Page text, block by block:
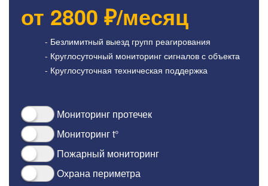
от 2800 ₽/месяц
- Безлимитный выезд групп реагирования
- Круглосуточный мониторинг сигналов с объекта
- Круглосуточная техническая поддержка
Мониторинг протечек
Мониторинг t°
Пожарный мониторинг
Охрана периметра